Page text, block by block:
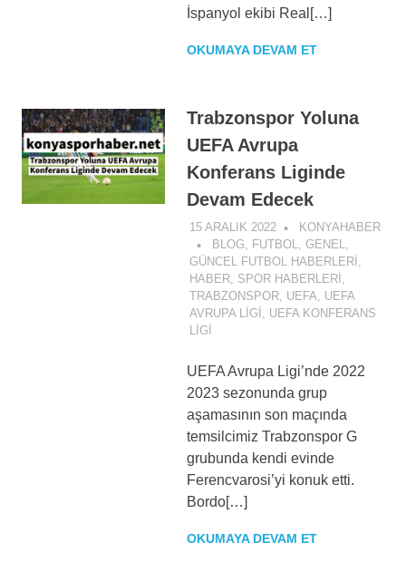
İspanyol ekibi Real[…]
OKUMAYA DEVAM ET
Trabzonspor Yoluna
UEFA Avrupa
Konferans Liginde
Devam Edecek
15 ARALIK 2022
KONYAHABER
BLOG, FUTBOL, GENEL,
GÜNCEL FUTBOL HABERLERI ,
HABER, SPOR HABERLERI ,
TRABZONSPOR, UEFA, UEFA
AVRUPA LIGI , UEFA KONFERANS
LIGI
UEFA Avrupa Ligi’nde 2022
2023 sezonunda grup
aşamasının son maçında
temsilcimiz Trabzonspor G
grubunda kendi evinde
Ferencvarosi’yi konuk etti.
Bordo[…]
OKUMAYA DEVAM ET